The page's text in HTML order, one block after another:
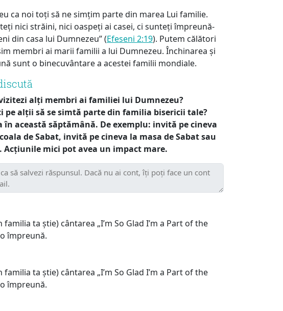
ca noi toți să ne simțim parte din marea Lui familie.
nici străini, nici oaspeți ai casei, ci sunteți împreună-
din casa lui Dumnezeu” (Efeseni 2:19). Putem călători
membri ai marii familii a lui Dumnezeu. Închinarea și
sunt o binecuvântare a acestei familii mondiale.
alți membri ai familiei lui Dumnezeu?
pe alții să se simtă parte din familia bisericii tale?
în această săptămână. De exemplu: invită pe cineva
de Sabat, invită pe cineva la masa de Sabat sau
Acțiunile mici pot avea un impact mare.
ta știe) cântarea „I’m So Glad I’m a Part of the
împreună.
ta știe) cântarea „I’m So Glad I’m a Part of the
împreună.